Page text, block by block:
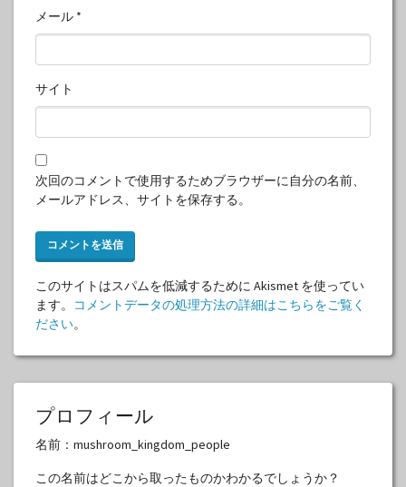
メール *
サイト
次回のコメントで使用するためブラウザーに自分の名前、
メールアドレス、サイトを保存する。
このサイトはスパムを低減するために Akismet を使ってい
ます。
コメントデータの処理方法の詳細はこちらをご覧く
ださい。
プロフィール
名前：mushroom_kingdom_people
この名前はどこから取ったものかわかるでしょうか？